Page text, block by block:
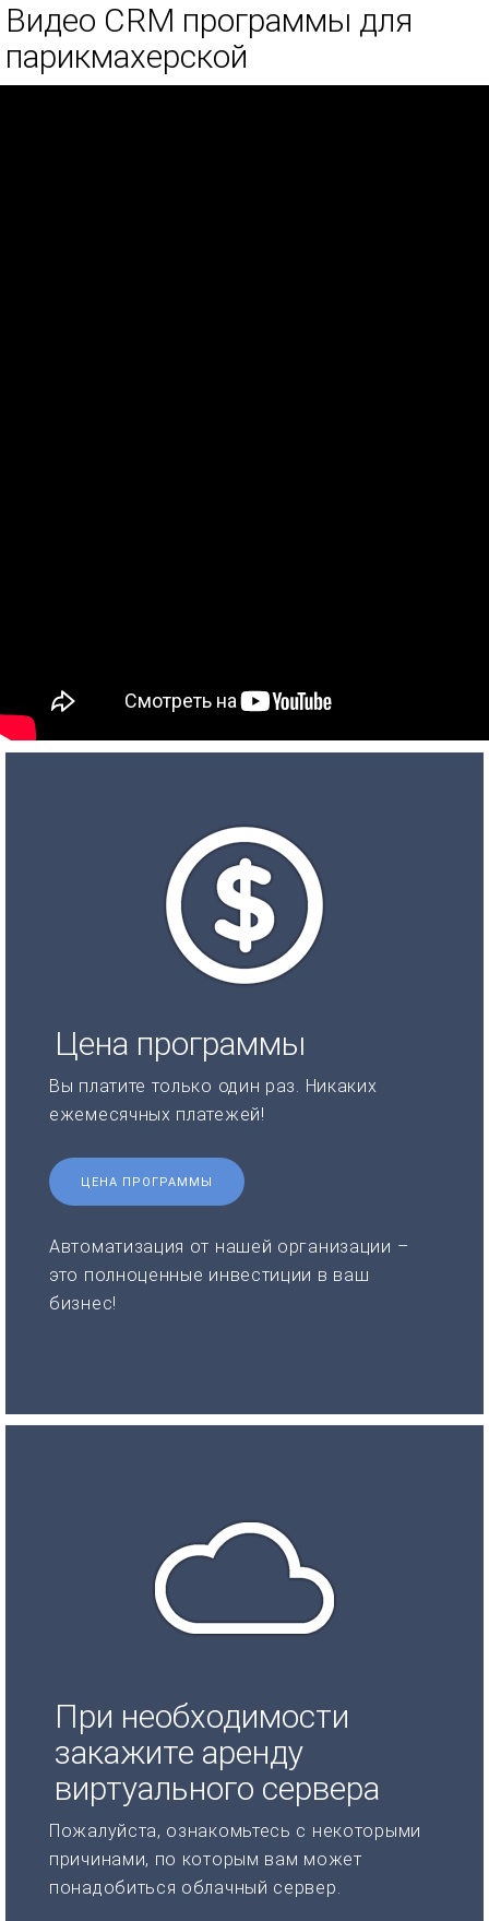
Видео CRM программы для
парикмахерской
Цена программы
Вы платите только один раз. Никаких
ежемесячных платежей!
ЦЕНА ПРОГРАММЫ
Автоматизация от нашей организации –
это полноценные инвестиции в ваш
бизнес!
При необходимости
закажите аренду
виртуального сервера
Пожалуйста, ознакомьтесь с некоторыми
причинами, по которым вам может
понадобиться облачный сервер.